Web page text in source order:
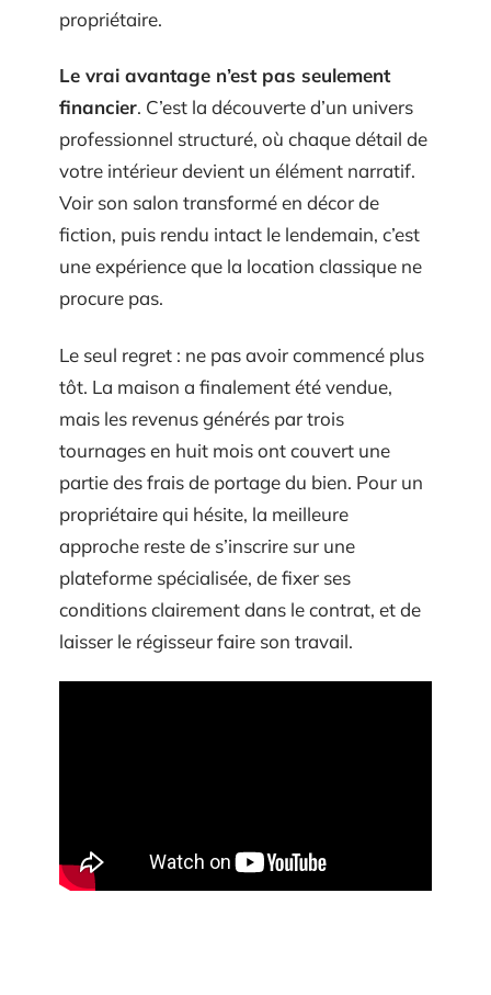
propriétaire.
Le vrai avantage n’est pas seulement
financier. C’est la découverte d’un univers
professionnel structuré, où chaque détail de
votre intérieur devient un élément narratif.
Voir son salon transformé en décor de
fiction, puis rendu intact le lendemain, c’est
une expérience que la location classique ne
procure pas.
Le seul regret : ne pas avoir commencé plus
tôt. La maison a finalement été vendue,
mais les revenus générés par trois
tournages en huit mois ont couvert une
partie des frais de portage du bien. Pour un
propriétaire qui hésite, la meilleure
approche reste de s’inscrire sur une
plateforme spécialisée, de fixer ses
conditions clairement dans le contrat, et de
laisser le régisseur faire son travail.